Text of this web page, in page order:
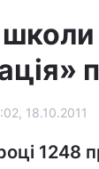
18.10.2011
1248